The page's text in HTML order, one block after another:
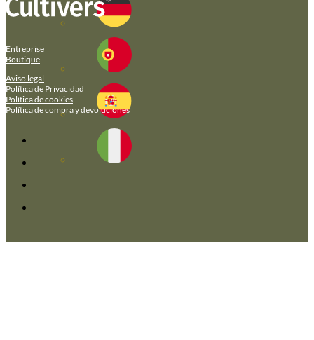
Entreprise
Boutique
Aviso legal
Política de Privacidad
Política de cookies
Política de compra y devoluciones